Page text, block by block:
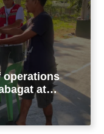
operations
at